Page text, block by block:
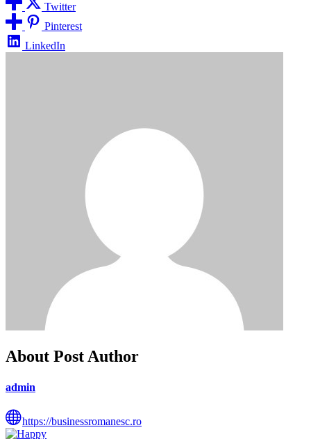
Twitter
Pinterest
LinkedIn
About Post Author
admin
https://businessromanesc.ro